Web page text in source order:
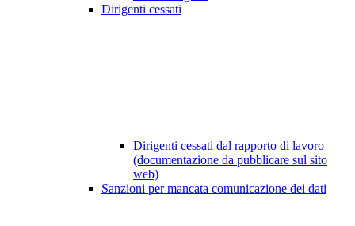
Dirigenti cessati
Dirigenti cessati dal rapporto di lavoro
(documentazione da pubblicare sul sito
web)
Sanzioni per mancata comunicazione dei dati